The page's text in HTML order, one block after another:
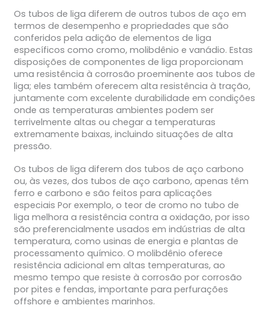
Os tubos de liga diferem de outros tubos de aço em
termos de desempenho e propriedades que são
conferidos pela adição de elementos de liga
específicos como cromo, molibdênio e vanádio. Estas
disposições de componentes de liga proporcionam
uma resistência à corrosão proeminente aos tubos de
liga; eles também oferecem alta resistência à tração,
juntamente com excelente durabilidade em condições
onde as temperaturas ambientes podem ser
terrivelmente altas ou chegar a temperaturas
extremamente baixas, incluindo situações de alta
pressão.
Os tubos de liga diferem dos tubos de aço carbono
ou, às vezes, dos tubos de aço carbono, apenas têm
ferro e carbono e são feitos para aplicações
especiais Por exemplo, o teor de cromo no tubo de
liga melhora a resistência contra a oxidação, por isso
são preferencialmente usados em indústrias de alta
temperatura, como usinas de energia e plantas de
processamento químico. O molibdênio oferece
resistência adicional em altas temperaturas, ao
mesmo tempo que resiste à corrosão por corrosão
por pites e fendas, importante para perfurações
offshore e ambientes marinhos.